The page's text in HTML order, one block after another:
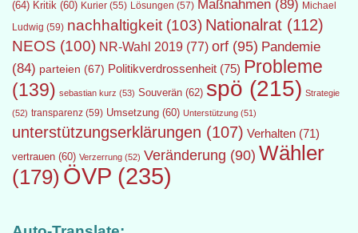
(64) Kritik (60) Kurier (55) Lösungen (57) Maßnahmen (89) Michael
Ludwig (59) nachhaltigkeit (103) Nationalrat (112)
NEOS (100) NR-Wahl 2019 (77) orf (95) Pandemie
(84) parteien (67) Politikverdrossenheit (75) Probleme
(139) sebastian kurz (53) Souverän (62) spö (215) Strategie
(52) transparenz (59) Umsetzung (60) Unterstützung (51)
unterstützungserklärungen (107) Verhalten (71)
vertrauen (60) Verzerrung (52) Veränderung (90) Wähler
(179) ÖVP (235)